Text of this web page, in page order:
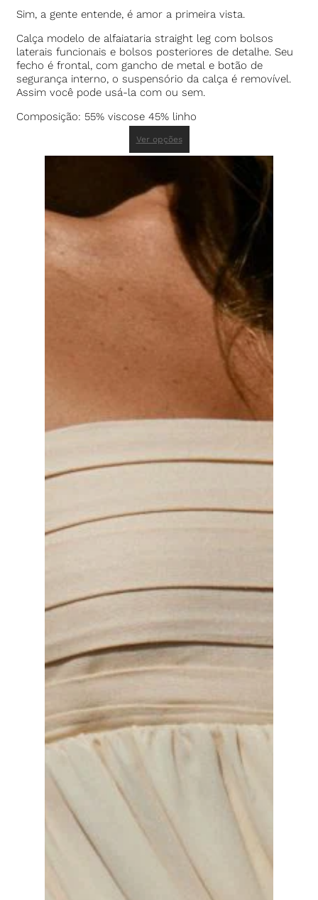
Sim, a gente entende, é amor a primeira vista.
Calça modelo de alfaiataria straight leg com bolsos
laterais funcionais e bolsos posteriores de detalhe. Seu
fecho é frontal, com gancho de metal e botão de
segurança interno, o suspensório da calça é removível.
Assim você pode usá-la com ou sem.
Composição: 55% viscose 45% linho
Ver opções